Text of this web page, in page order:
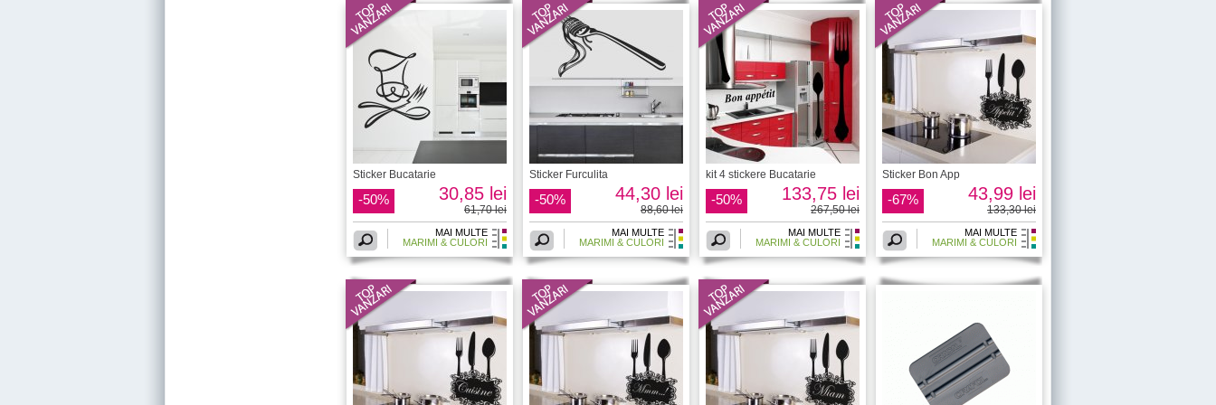
Sticker Bucatarie
-50% 30,85 lei
61,70 lei
MAI MULTE
MARIMI & CULORI
Sticker Furculita
-50% 44,30 lei
88,60 lei
MAI MULTE
MARIMI & CULORI
kit 4 stickere Bucatarie
-50% 133,75 lei
267,50 lei
MAI MULTE
MARIMI & CULORI
Sticker Bon App
-67% 43,99 lei
133,30 lei
MAI MULTE
MARIMI & CULORI